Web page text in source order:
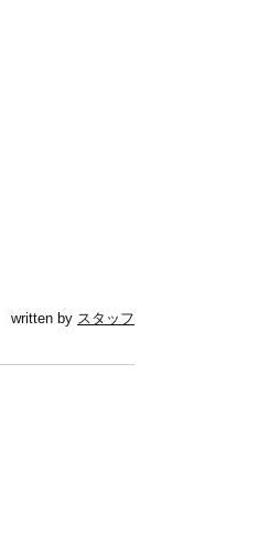
written by スタッフ